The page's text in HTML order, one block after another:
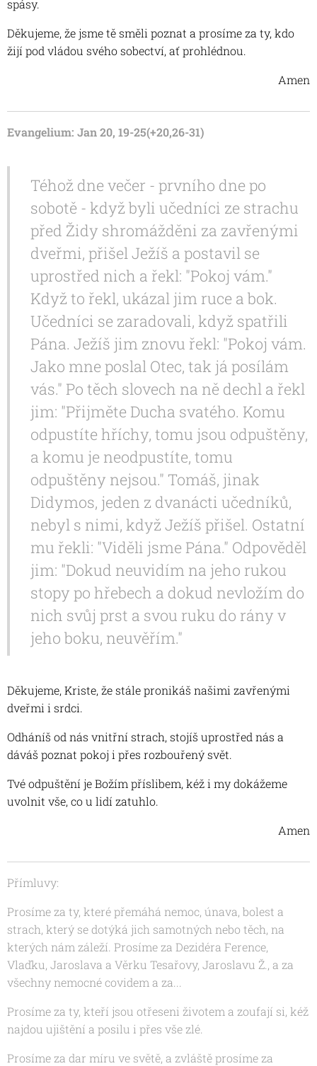
spásy.
Děkujeme, že jsme tě směli poznat a prosíme za ty, kdo
žijí pod vládou svého sobectví, ať prohlédnou.
Amen
Evangelium: Jan 20, 19-25(+20,26-31)
Téhož dne večer - prvního dne po
sobotě - když byli učedníci ze strachu
před Židy shromážděni za zavřenými
dveřmi, přišel Ježíš a postavil se
uprostřed nich a řekl: "Pokoj vám."
Když to řekl, ukázal jim ruce a bok.
Učedníci se zaradovali, když spatřili
Pána. Ježíš jim znovu řekl: "Pokoj vám.
Jako mne poslal Otec, tak já posílám
vás." Po těch slovech na ně dechl a řekl
jim: "Přijměte Ducha svatého. Komu
odpustíte hříchy, tomu jsou odpuštěny,
a komu je neodpustíte, tomu
odpuštěny nejsou." Tomáš, jinak
Didymos, jeden z dvanácti učedníků,
nebyl s nimi, když Ježíš přišel. Ostatní
mu řekli: "Viděli jsme Pána." Odpověděl
jim: "Dokud neuvidím na jeho rukou
stopy po hřebech a dokud nevložím do
nich svůj prst a svou ruku do rány v
jeho boku, neuvěřím."
Děkujeme, Kriste, že stále pronikáš našimi zavřenými
dveřmi i srdci.
Odháníš od nás vnitřní strach, stojíš uprostřed nás a
dáváš poznat pokoj i přes rozbouřený svět.
Tvé odpuštění je Božím příslibem, kéž i my dokážeme
uvolnit vše, co u lidí zatuhlo.
Amen
Přímluvy:
Prosíme za ty, které přemáhá nemoc, únava, bolest a
strach, který se dotýká jich samotných nebo těch, na
kterých nám záleží. Prosíme za Dezidéra Ference,
Vlaďku, Jaroslava a Věrku Tesařovy, Jaroslavu Ž., a za
všechny nemocné covidem a za...
Prosíme za ty, kteří jsou otřeseni životem a zoufají si, kéž
najdou ujištění a posilu i přes vše zlé.
Prosíme za dar míru ve světě, a zvláště prosíme za